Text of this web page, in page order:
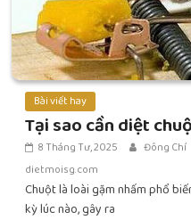
Bài viết hay
Tại sao cần diệt
8 Tháng Tư, 2025 Đông Chí
dietmoisg.com
Chuột là loài gặm nhấm phổ
kỳ lúc nào, gây ra